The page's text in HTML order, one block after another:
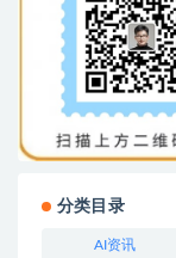
分类目录
AI资讯